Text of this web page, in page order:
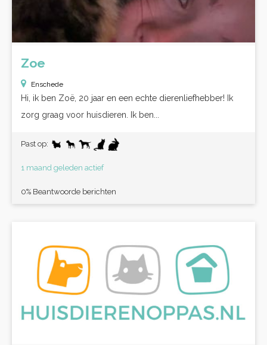
Zoe
Enschede
Hi, ik ben Zoë, 20 jaar en een echte dierenliefhebber! Ik
zorg graag voor huisdieren. Ik ben...
Past op:
1 maand geleden actief
0% Beantwoorde berichten